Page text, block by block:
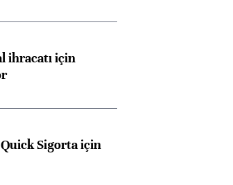
Almanya, Commerzbank
görüşmelere hazırlanıyor
ihracatı için
Sigorta için